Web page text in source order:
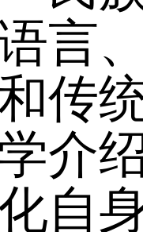
言
传
介
自